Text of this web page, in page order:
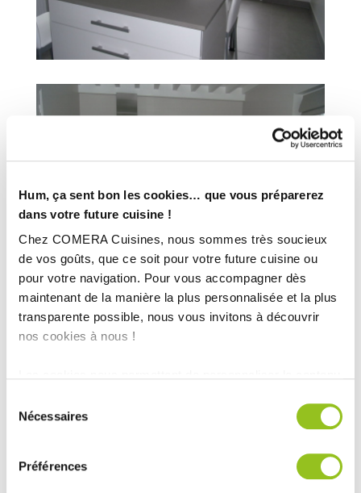
Hum, ça sent bon les cookies… que vous préparerez
dans votre future cuisine !
Chez COMERA Cuisines, nous sommes très soucieux
de vos goûts, que ce soit pour votre future cuisine ou
pour votre navigation. Pour vous accompagner dès
maintenant de la manière la plus personnalisée et la plus
transparente possible, nous vous invitons à découvrir
nos cookies à nous !
médias sociaux et d'analyser notre trafic. Nous
partageons également des informations sur l'utilisation de
notre site avec nos partenaires de médias sociaux, de
publicité et d'analyse, qui peuvent combiner celles-ci
Nécessaires
Préférences
Superficie :
Année :2011